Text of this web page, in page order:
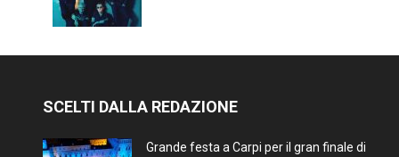
SCELTI DALLA REDAZIONE
Grande festa a Carpi per il gran finale di